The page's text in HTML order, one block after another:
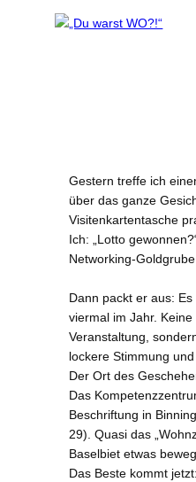
Gestern treffe ich
über das ganze
Visitenkartentasche
Ich: „Lotto
Networking-
Dann packt er aus:
viermal im Jahr.
Veranstaltung,
lockere Stimmung
Der Ort des
Das
Beschriftung in
29). Quasi das
Baselbiet etwas
Das Beste kommt jetzt: